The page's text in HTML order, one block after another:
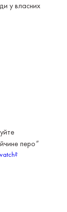
у власних
перо”